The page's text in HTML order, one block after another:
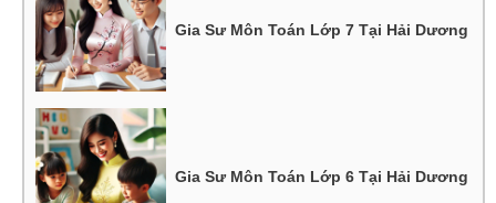
Gia Sư Môn Toán Lớp 7 Tại Hải Dương
Gia Sư Môn Toán Lớp 6 Tại Hải Dương